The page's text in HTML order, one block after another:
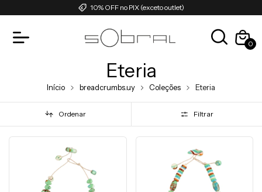
10% OFF no PIX (exceto outlet)
0
Eteria
Início breadcrumbs.uy Coleções Eteria
Ordenar Filtrar